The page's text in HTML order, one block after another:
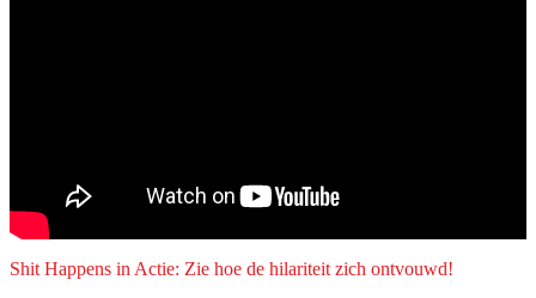
Shit Happens in Actie: Zie hoe de hilariteit zich ontvouwd!